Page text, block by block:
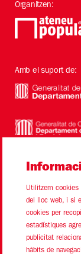
Organitzen:
Amb el suport de:
Sitemap
Utilitzem cookies
del lloc web, i si
cookies per
estadístiques
publicitat
hàbits de